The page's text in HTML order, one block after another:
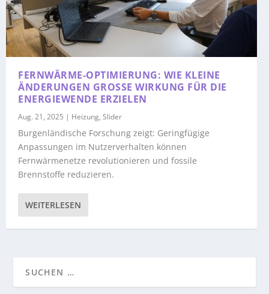
FERNWÄRME-OPTIMIERUNG: WIE KLEINE
ÄNDERUNGEN GROSSE WIRKUNG FÜR DIE E
NERGIEWENDE ERZIELEN
Aug. 21, 2025 | Heizung,Slider
Burgenländische Forschung zeigt: Geringfügige
Anpassungen im Nutzerverhalten können
Fernwärmenetze revolutionieren und fossile
Brennstoffe reduzieren.
WEITERLESEN